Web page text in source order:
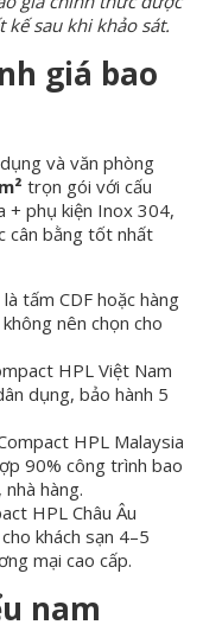
kế sau khi khảo sát.
giá bao
và văn phòng
trọn gói với cấu
+ phụ kiện Inox 304,
cân bằng tốt nhất
tấm CDF hoặc hàng
nên chọn cho
HPL Việt Nam
dụng, bảo hành 5
HPL Malaysia
90% công trình bao
hàng.
HPL Châu Âu
khách sạn 4–5
mại cao cấp.
nam